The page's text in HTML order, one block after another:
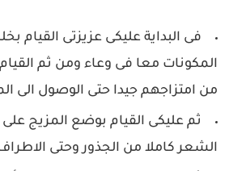
فى البداية عليكى عزيزتى القيام
المكونات معا فى وعاء ومن ثم القيام
من امتزاجهم جيدا حتى الوصول الى
ثم عليكى القيام بوضع المزيج
الشعر كاملا من الجذور وحتى